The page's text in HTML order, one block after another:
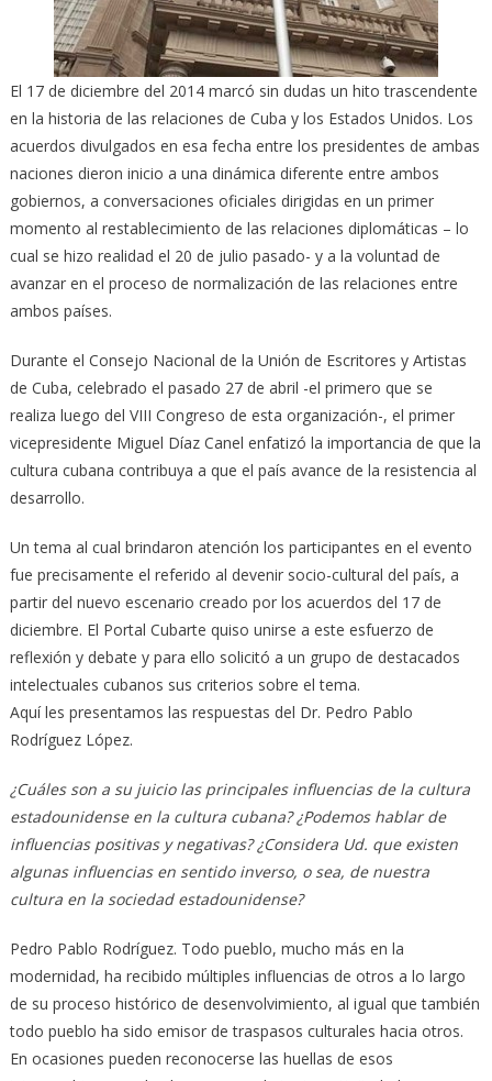
El 17 de diciembre del 2014 marcó sin dudas un hito trascendente
en la historia de las relaciones de Cuba y los Estados Unidos. Los
acuerdos divulgados en esa fecha entre los presidentes de ambas
naciones dieron inicio a una dinámica diferente entre ambos
gobiernos, a conversaciones oficiales dirigidas en un primer
momento al restablecimiento de las relaciones diplomáticas – lo
cual se hizo realidad el 20 de julio pasado- y a la voluntad de
avanzar en el proceso de normalización de las relaciones entre
ambos países.
Durante el Consejo Nacional de la Unión de Escritores y Artistas
de Cuba, celebrado el pasado 27 de abril -el primero que se
realiza luego del VIII Congreso de esta organización-, el primer
vicepresidente Miguel Díaz Canel enfatizó la importancia de que la
cultura cubana contribuya a que el país avance de la resistencia al
desarrollo.
Un tema al cual brindaron atención los participantes en el evento
fue precisamente el referido al devenir socio-cultural del país, a
partir del nuevo escenario creado por los acuerdos del 17 de
diciembre. El Portal Cubarte quiso unirse a este esfuerzo de
reflexión y debate y para ello solicitó a un grupo de destacados
intelectuales cubanos sus criterios sobre el tema.
Aquí les presentamos las respuestas del Dr. Pedro Pablo
Rodríguez López.
¿Cuáles son a su juicio las principales influencias de la cultura
estadounidense en la cultura cubana? ¿Podemos hablar de
influencias positivas y negativas? ¿Considera Ud. que existen
algunas influencias en sentido inverso, o sea, de nuestra
cultura en la sociedad estadounidense?
Pedro Pablo Rodríguez. Todo pueblo, mucho más en la
modernidad, ha recibido múltiples influencias de otros a lo largo
de su proceso histórico de desenvolvimiento, al igual que también
todo pueblo ha sido emisor de traspasos culturales hacia otros.
En ocasiones pueden reconocerse las huellas de esos